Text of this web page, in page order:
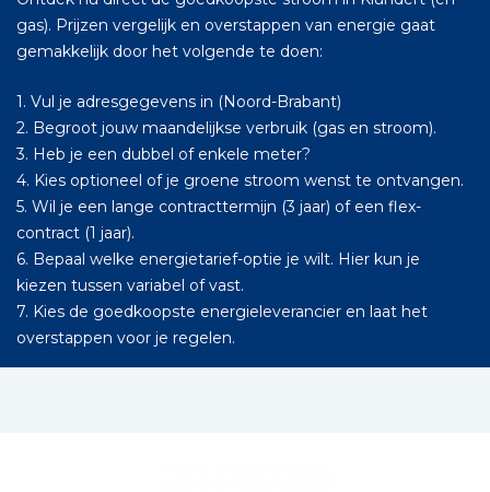
gas). Prijzen vergelijk en overstappen van energie gaat
gemakkelijk door het volgende te doen:
1. Vul je adresgegevens in (Noord-Brabant)
2. Begroot jouw maandelijkse verbruik (gas en stroom).
3. Heb je een dubbel of enkele meter?
4. Kies optioneel of je groene stroom wenst te ontvangen.
5. Wil je een lange contracttermijn (3 jaar) of een flex-
contract (1 jaar).
6. Bepaal welke energietarief-optie je wilt. Hier kun je
kiezen tussen variabel of vast.
7. Kies de goedkoopste energieleverancier en laat het
overstappen voor je regelen.